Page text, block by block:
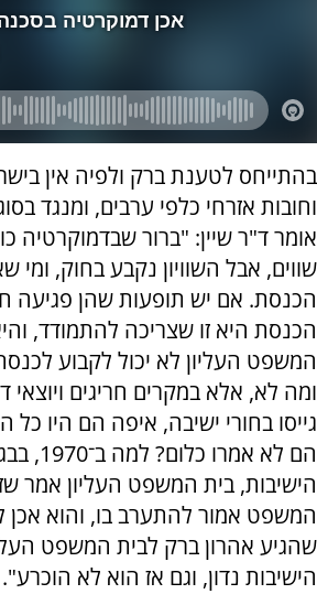
בהתייחס לטענת ברק ולפיה אין
וחובות אזרחי כלפי ערבים, ומנגד
אומר ד"ר שיין: "ברור שבדמוקרטיה
שווים, אבל השוויון נקבע בחוק, ומי
הכנסת. אם יש תופעות שהן פגיעה
הכנסת היא זו שצריכה להתמודד,
המשפט העליון לא יכול לקבוע
ומה לא, אלא במקרים חריגים
גייסו בחורי ישיבה, איפה הם היו
הם לא
הישיבות, בית המשפט העליון אמר
המשפט אמור להתערב בו, והוא
שהגיע אהרון ברק לבית המשפט
הישיבות נדון, וגם אז הוא לא הוכרע".